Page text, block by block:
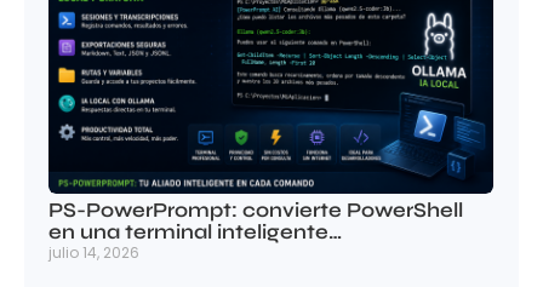
PS-PowerPrompt: convierte PowerShell
en una terminal inteligente…
julio 14, 2026